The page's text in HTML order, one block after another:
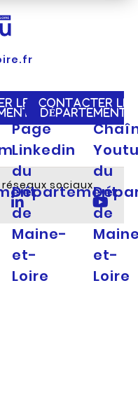
LE
CONTACTER LE
DÉPARTEMENT
sociaux
Page
Linkedin
du
Département
de
Maine-
et-
Loire
du
de
et-
Loire